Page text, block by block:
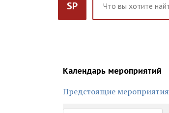
SP
Календарь мероприятий
Предстоящие мероприятия